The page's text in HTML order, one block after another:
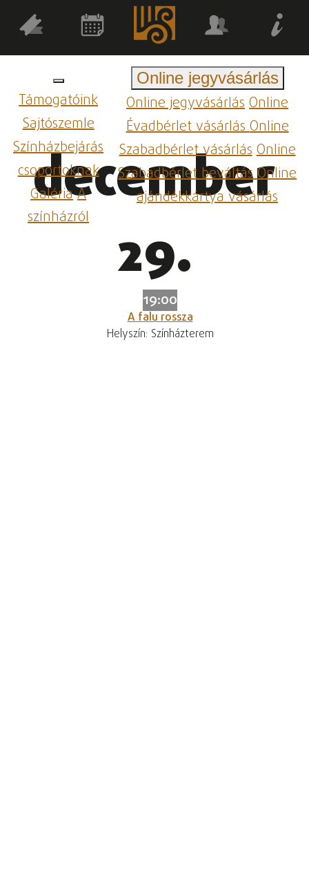
Támogatóink
Sajtószemle
Színházbejárás
csoportoknak
GalériaA
színházról
Online jegyvásárlás
Online jegyvásárlásOnline
Évadbérlet vásárlásOnline
Szabadbérlet vásárlásOnline
Szabadbérlet beváltásOnline
ajándékkártya vásárlás
december
29.
19:00
A falu rossza
Helyszín: Színházterem